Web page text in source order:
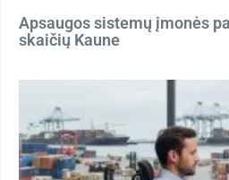
Apsaugos sistemų įmonės
skaičių Kaune